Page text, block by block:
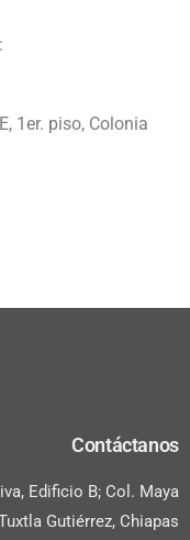
1er. piso, Colonia
Contáctanos
Edificio B; Col. Maya
Gutiérrez, Chiapas